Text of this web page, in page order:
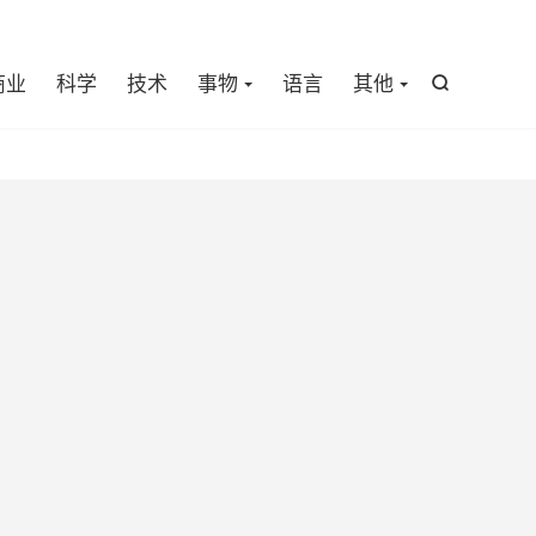

业 科学 技术 事物 语言 其他